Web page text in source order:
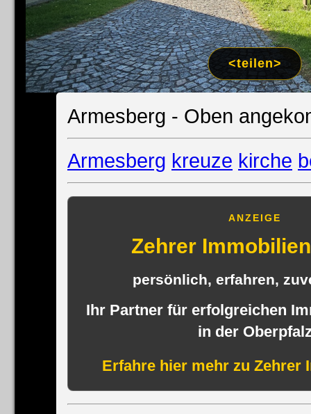
<teilen>
Armesberg - Oben
Armesberg kreuze kirche
ANZEIGE
Zehrer
persönlich, erfahren,
Ihr Partner für erfolgreichen
in der
Erfahre hier mehr zu Zehrer